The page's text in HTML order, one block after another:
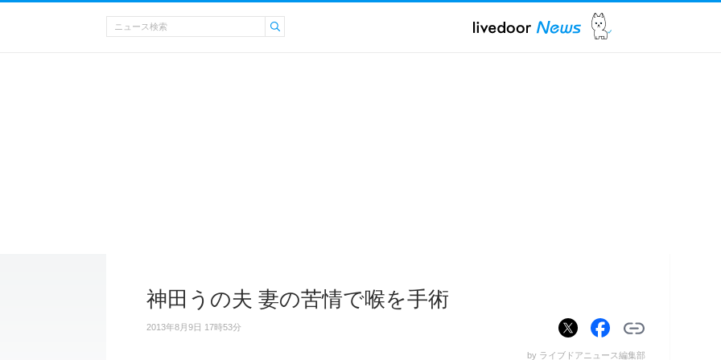
神田うの夫 妻の苦情で喉を手術
2013年8月9日 17時53分
by ライブドアニュース編集部